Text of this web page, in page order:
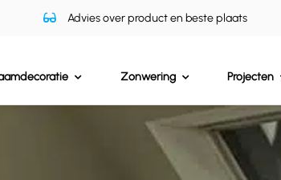
Advies over product en beste plaats
Zonwering Projecten